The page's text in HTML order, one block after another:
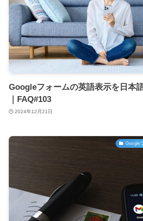
Googleフォームの英語表示を日本
｜FAQ#103
2024年12月21日
Google